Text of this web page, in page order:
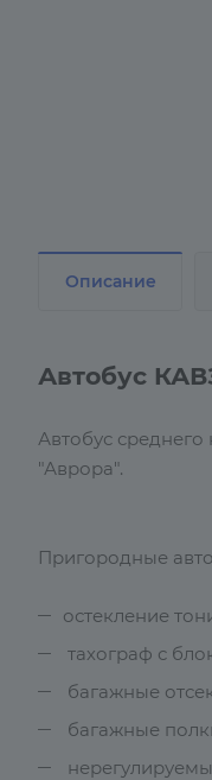
Описание
Автобус
Автобус
"Аврора".
Пригородные
остекление
тахограф с
багажные
багажные